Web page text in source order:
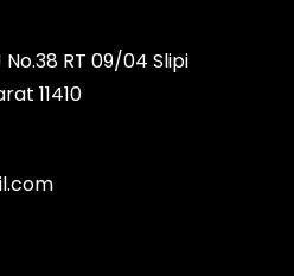
No.38 RT 09/04 Slipi
11410